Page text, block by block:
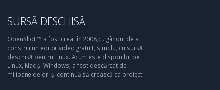
SURSĂ DESCHISĂ
OpenShot ™ a fost creat în 2008,cu gândul de a
construi un editor video gratuit, simplu, cu sursă
deschisă pentru Linux. Acum este disponibil pe
Linux, Mac și Windows, a fost descărcat de
milioane de ori și continuă să crească ca proiect!